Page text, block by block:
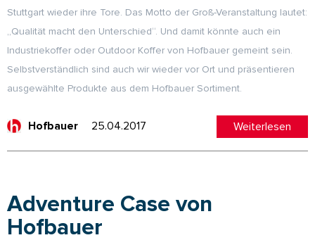
Stuttgart wieder ihre Tore. Das Motto der Groß-Veranstaltung lautet:
„Qualität macht den Unterschied“. Und damit könnte auch ein
Industriekoffer oder Outdoor Koffer von Hofbauer gemeint sein.
Selbstverständlich sind auch wir wieder vor Ort und präsentieren
ausgewählte Produkte aus dem Hofbauer Sortiment.
Hofbauer 25.04.2017 Weiterlesen
Adventure Case von
Hofbauer